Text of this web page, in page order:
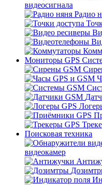
видеосигнала
Радио
Мониторы GPS
Поисковая техника
видеокамер